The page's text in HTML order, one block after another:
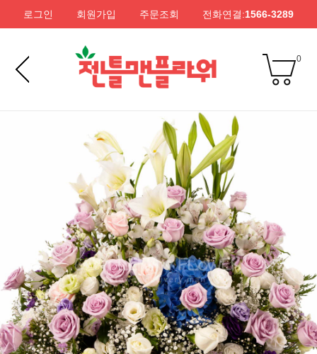
로그인 회원가입 주문조회 전화연결:1566-3289
0